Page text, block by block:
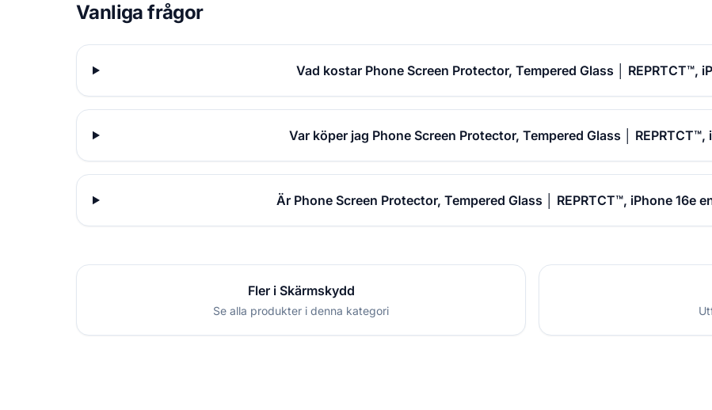
Vanliga frågor
Vad kostar Phone Screen Protector, Tempered Glass │ REPRTCT™,
Var köper jag Phone Screen Protector, Tempered Glass │ REPRTCT™,
Är Phone Screen Protector, Tempered Glass │ REPRTCT™, iPhone 16e
Fler i Skärmskydd
Se alla produkter i denna kategori